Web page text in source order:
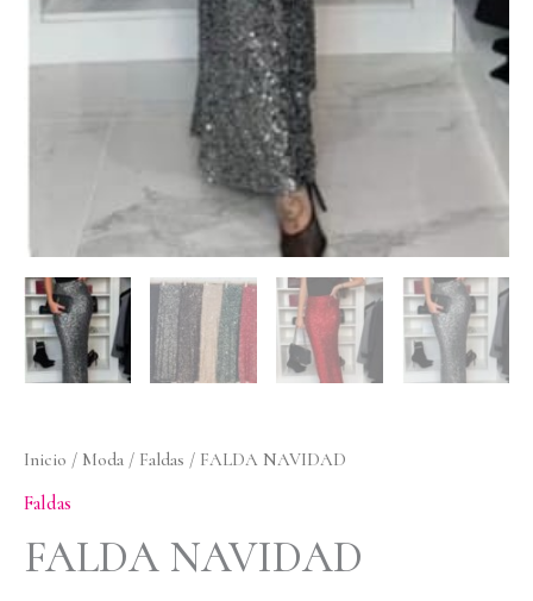
Inicio / Moda / Faldas / FALDA NAVIDAD
Faldas
FALDA NAVIDAD